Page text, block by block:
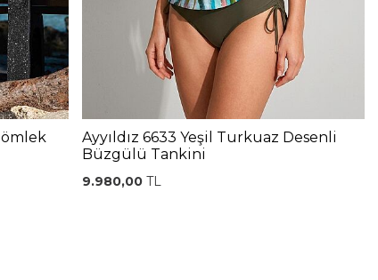
Ayyıldız 6633 Yeşil Turkuaz Desenli
Büzgülü Tankini
9.980,00TL